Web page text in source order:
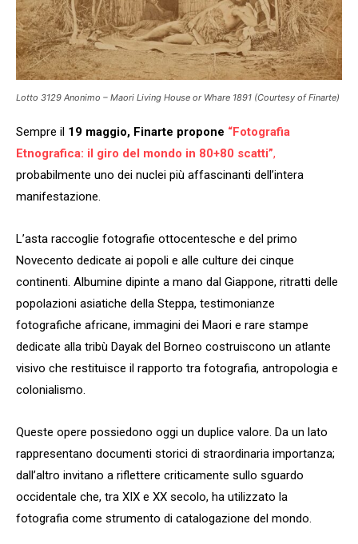
Lotto 3129 Anonimo – Maori Living House or Whare 1891 (Courtesy of Finarte)
Sempre il 19 maggio, Finarte propone “Fotografia
Etnografica: il giro del mondo in 80+80 scatti”,
probabilmente uno dei nuclei più affascinanti dell’intera
manifestazione.
L’asta raccoglie fotografie ottocentesche e del primo
Novecento dedicate ai popoli e alle culture dei cinque
continenti. Albumine dipinte a mano dal Giappone, ritratti delle
popolazioni asiatiche della Steppa, testimonianze
fotografiche africane, immagini dei Maori e rare stampe
dedicate alla tribù Dayak del Borneo costruiscono un atlante
visivo che restituisce il rapporto tra fotografia, antropologia e
colonialismo.
Queste opere possiedono oggi un duplice valore. Da un lato
rappresentano documenti storici di straordinaria importanza;
dall’altro invitano a riflettere criticamente sullo sguardo
occidentale che, tra XIX e XX secolo, ha utilizzato la
fotografia come strumento di catalogazione del mondo.